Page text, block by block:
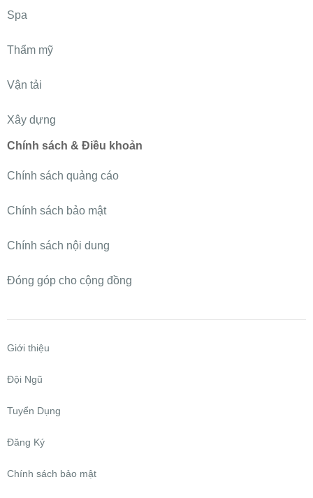
Spa
Thẩm mỹ
Vận tải
Xây dựng
Chính sách & Điều khoản
Chính sách quảng cáo
Chính sách bảo mật
Chính sách nội dung
Đóng góp cho cộng đồng
Giới thiệu
Đội Ngũ
Tuyển Dụng
Đăng Ký
Chính sách bảo mật